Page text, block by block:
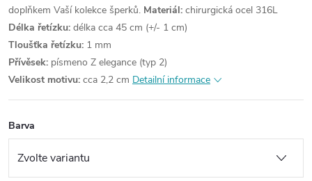
doplňkem Vaší kolekce šperků. Materiál: chirurgická ocel 316L
Délka řetízku: délka cca 45 cm (+/- 1 cm)
Tloušťka řetízku: 1 mm
Přívěsek: písmeno Z elegance (typ 2)
Velikost motivu: cca 2,2 cm Detailní informace
Barva